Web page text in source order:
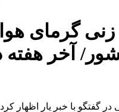
زنی گرمای
آخر هفته
گفتگو با خبر یار اظهار